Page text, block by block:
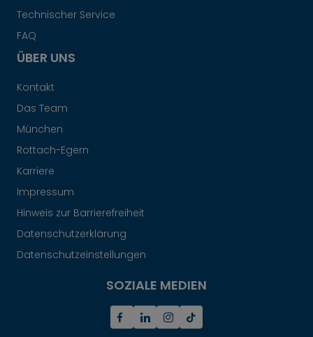
Technischer Service
FAQ
ÜBER UNS
Kontakt
Das Team
München
Rottach-Egern
Karriere
Impressum
Hinweis zur Barrierefreiheit
Datenschutzerklärung
Datenschutzeinstellungen
SOZIALE MEDIEN